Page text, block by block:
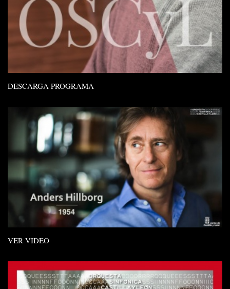
DESCARGA PROGRAMA
VER VIDEO